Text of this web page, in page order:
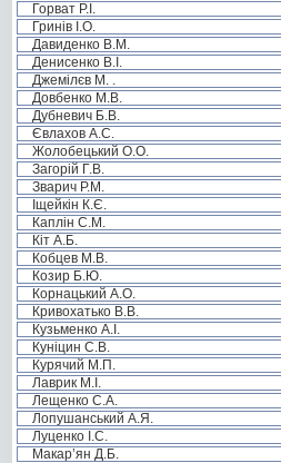
Горват Р.І.
Гринів І.О.
Давиденко В.М.
Денисенко В.І.
Джемілєв М. .
Довбенко М.В.
Дубневич Б.В.
Євлахов А.С.
Жолобецький О.О.
Загорій Г.В.
Зварич Р.М.
Іщейкін К.Є.
Каплін С.М.
Кіт А.Б.
Кобцев М.В.
Козир Б.Ю.
Корнацький А.О.
Кривохатько В.В.
Кузьменко А.І.
Куніцин С.В.
Курячий М.П.
Лаврик М.І.
Лещенко С.А.
Лопушанський А.Я.
Луценко І.С.
Макар’ян Д.Б.